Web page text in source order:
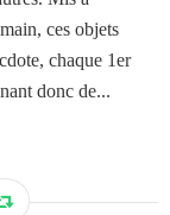
ces objets
chaque 1er
donc de...